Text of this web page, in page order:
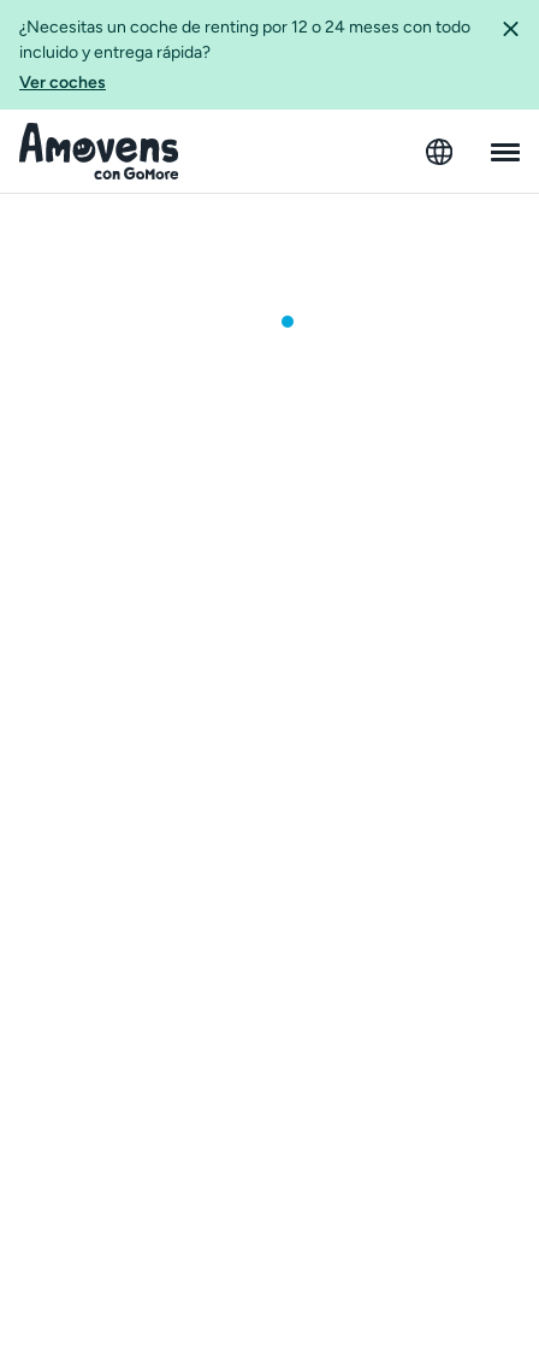
¿Necesitas un coche de renting por 12 o 24 meses con todo
incluido y entrega rápida?
Ver coches